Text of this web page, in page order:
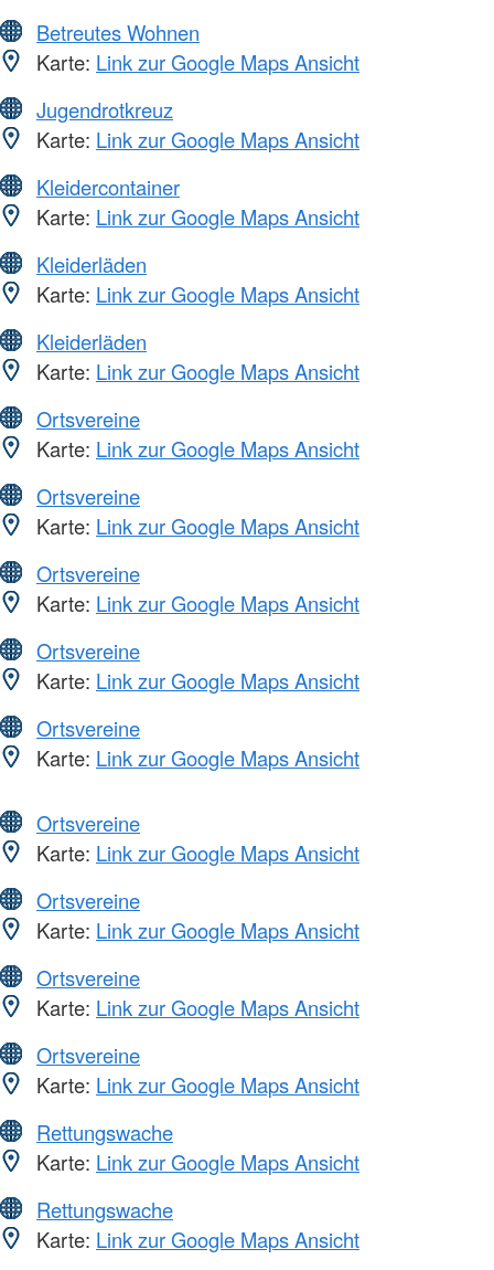
Betreutes Wohnen
Karte: Link zur Google Maps Ansicht
Jugendrotkreuz
Karte: Link zur Google Maps Ansicht
Kleidercontainer
Karte: Link zur Google Maps Ansicht
Kleiderläden
Karte: Link zur Google Maps Ansicht
Kleiderläden
Karte: Link zur Google Maps Ansicht
Ortsvereine
Karte: Link zur Google Maps Ansicht
Ortsvereine
Karte: Link zur Google Maps Ansicht
Ortsvereine
Karte: Link zur Google Maps Ansicht
Ortsvereine
Karte: Link zur Google Maps Ansicht
Ortsvereine
Karte: Link zur Google Maps Ansicht
Ortsvereine
Karte: Link zur Google Maps Ansicht
Ortsvereine
Karte: Link zur Google Maps Ansicht
Ortsvereine
Karte: Link zur Google Maps Ansicht
Ortsvereine
Karte: Link zur Google Maps Ansicht
Rettungswache
Karte: Link zur Google Maps Ansicht
Rettungswache
Karte: Link zur Google Maps Ansicht